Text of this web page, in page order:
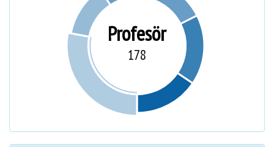
Profesör
178